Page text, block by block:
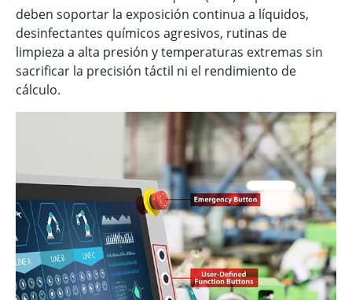
deben soportar la exposición continua a líquidos,
desinfectantes químicos agresivos, rutinas de
limpieza a alta presión y temperaturas extremas sin
sacrificar la precisión táctil ni el rendimiento de
cálculo.